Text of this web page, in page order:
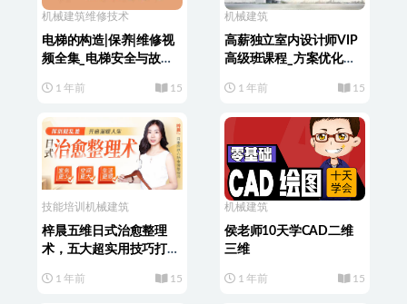
机械建筑维修技术
电梯的构造|保养|维修视
频全集_电梯安全与故障
1 年前 15
机械建筑
高薪独立室内设计师VIP
高级班课程_方案优化建
视频教程【69.5G】
1 年前 15
技能培训 机械建筑
梓晨五维日式治愈整理
术，五大超实用技巧打造
1 年前 15
机械建筑
侯老师10天学CAD二维
三维
1 年前 15